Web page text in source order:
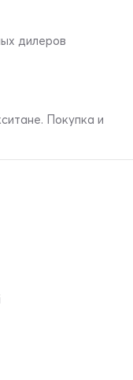
дилеров
Покупка и